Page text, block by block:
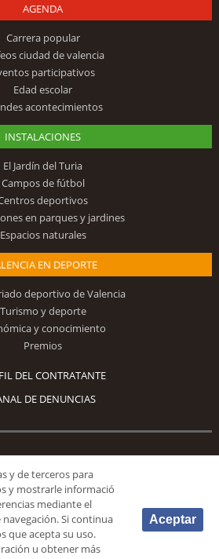
AGENDA
Carrera popular
ciudad de valencia
participativos
Edad escolar
acontecimientos
INSTALACIONES
El Jardín del Turia
Campos de fútbol
deportivos
en parques y jardines
Espacios naturales
EN DEPORTE
deportivo de Valencia
Turismo y deporte
y conocimiento
Premios
DEL CONTRATANTE
DE DENUNCIAS
Síguenos
Municipal Valencia |AVISO LEGAL
y de terceros para
y mostrarle informació
mediante el
Si continua
que acepta su uso.
u obtener más
Aceptar